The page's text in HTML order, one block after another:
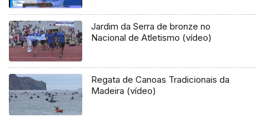
Jardim da Serra de bronze no
Nacional de Atletismo (vídeo)
Regata de Canoas Tradicionais da
Madeira (vídeo)